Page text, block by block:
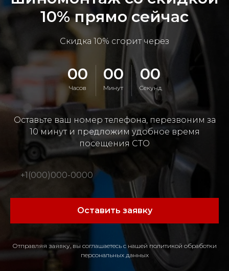
10% прямо сейчас
Скидка 10% сгорит через
00
Часов
00
Минут
00
Секунд
Оставьте ваш номер телефона, перезвоним за
10 минут и предложим удобное время
посещения СТО
Оставить заявку
Отправляя заявку, вы соглашаетесь с нашей политикой обработки
персональных данных